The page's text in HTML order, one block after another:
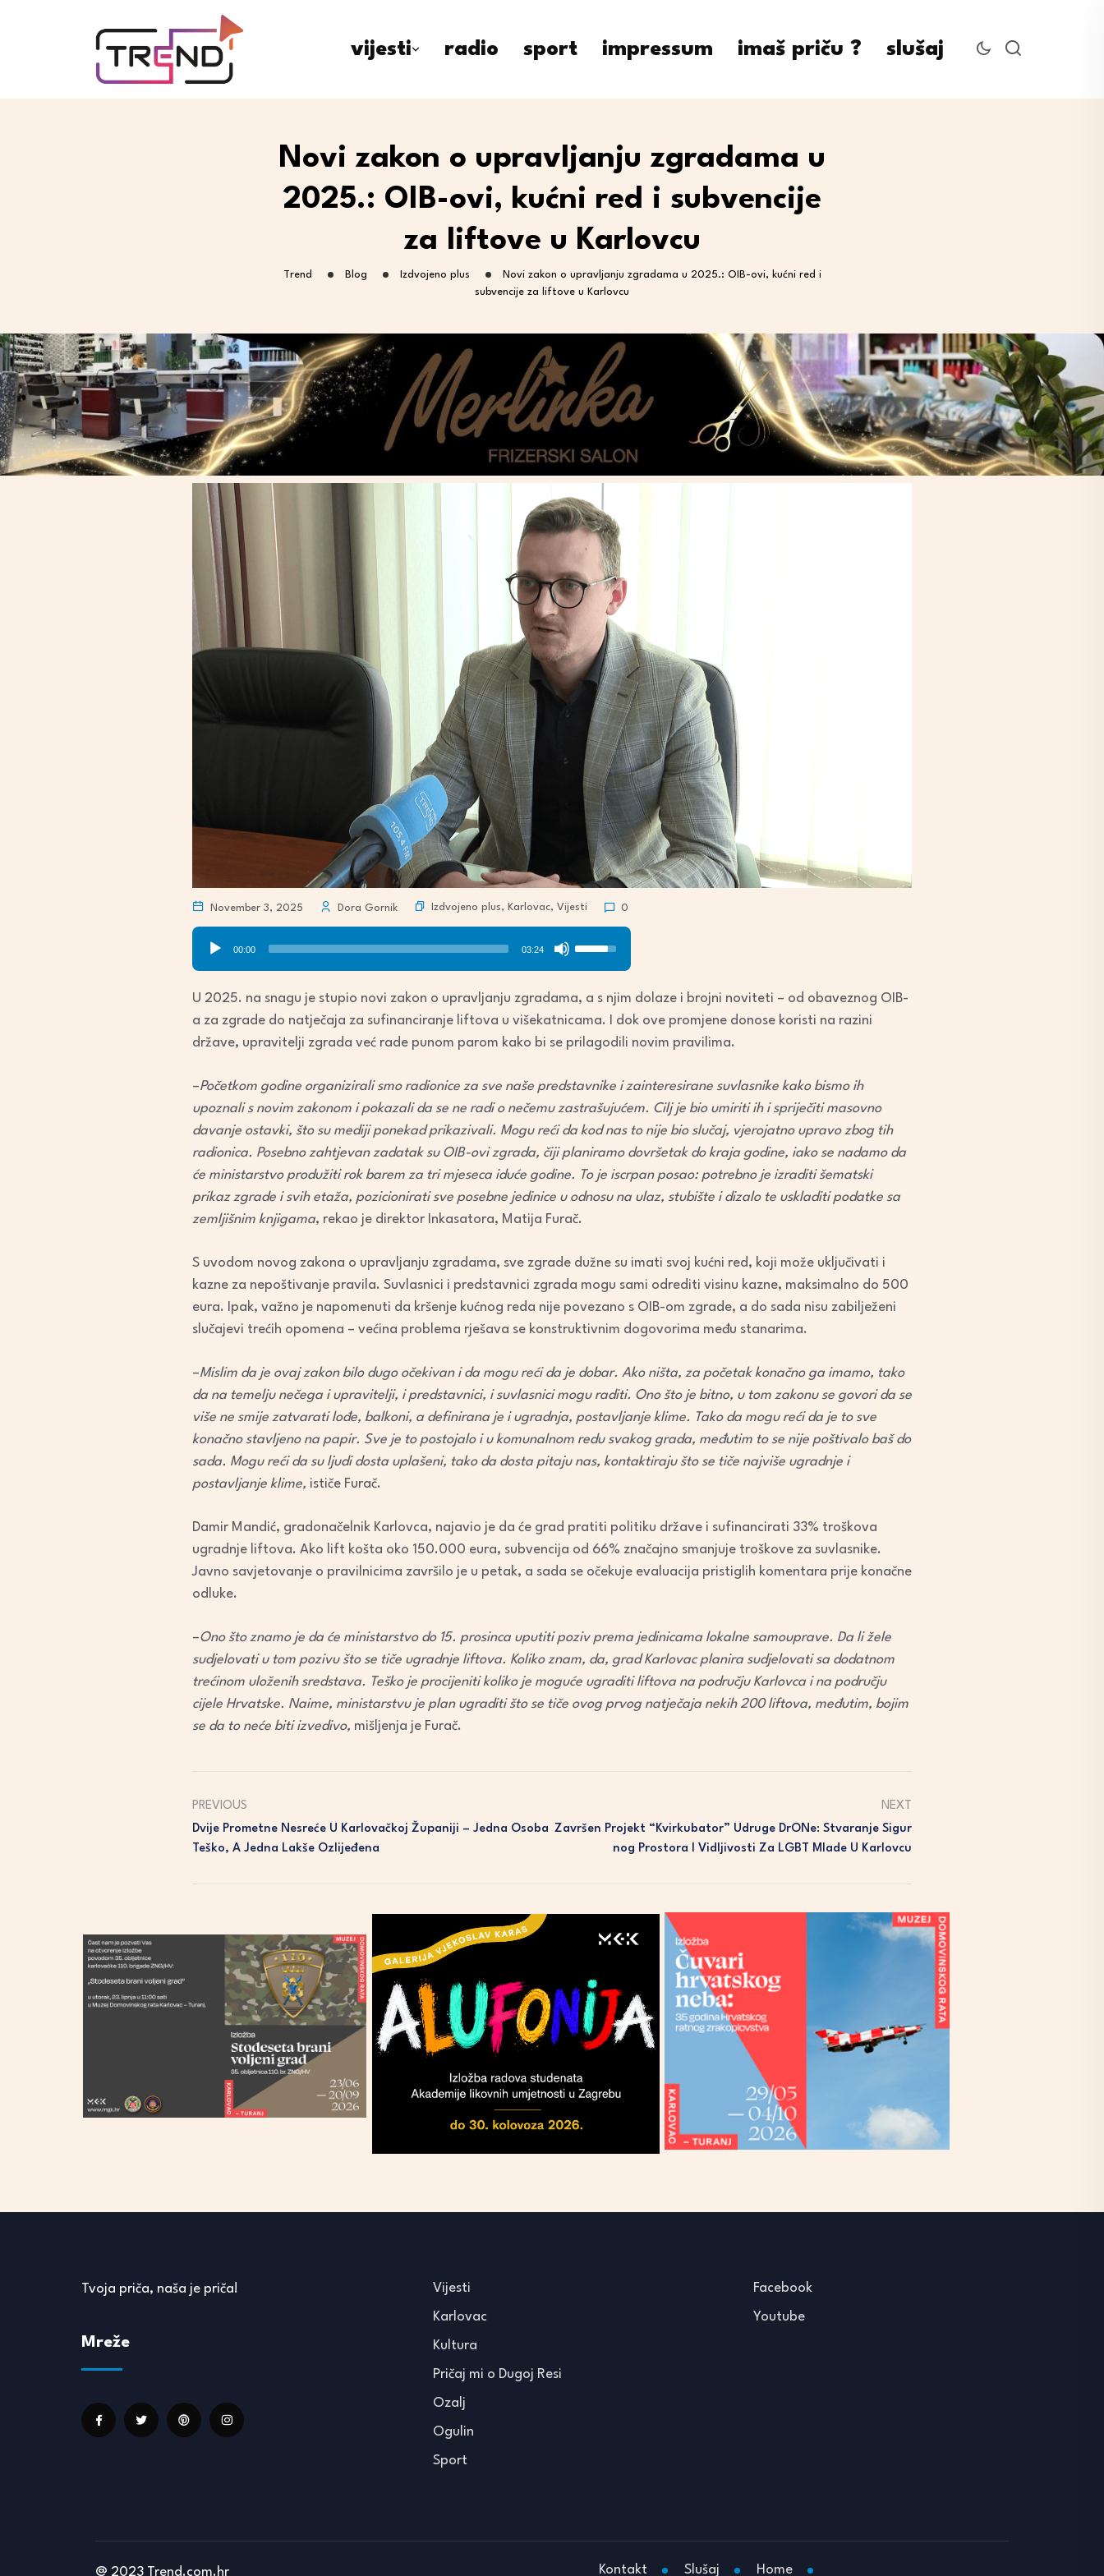
vijesti radio sport impressum imaš priču ? slušaj
Novi zakon o upravljanju zgradama u
2025.: OIB-ovi, kućni red i subvencije
za liftove u Karlovcu
Trend Blog Izdvojeno plus
Novi zakon o upravljanju zgradama u 2025.: OIB-ovi, kućni red i
subvencije za liftove u Karlovcu
November 3, 2025 Dora Gornik Izdvojeno plus, Karlovac, Vijesti 0
Audio
Player
00:00 03:24
Use
Up/Down
keys
increase
volume.
U 2025. na snagu je stupio novi zakon o upravljanju zgradama, a s njim dolaze i brojni noviteti – od obaveznog OIB-
a za zgrade do natječaja za sufinanciranje liftova u višekatnicama. I dok ove promjene donose koristi na razini
države, upravitelji zgrada već rade punom parom kako bi se prilagodili novim pravilima.
–Početkom godine organizirali smo radionice za sve naše predstavnike i zainteresirane suvlasnike kako bismo ih
upoznali s novim zakonom i pokazali da se ne radi o nečemu zastrašujućem. Cilj je bio umiriti ih i spriječiti masovno
davanje ostavki, što su mediji ponekad prikazivali. Mogu reći da kod nas to nije bio slučaj, vjerojatno upravo zbog tih
radionica. Posebno zahtjevan zadatak su OIB-ovi zgrada, čiji planiramo dovršetak do kraja godine, iako se nadamo da
će ministarstvo produžiti rok barem za tri mjeseca iduće godine. To je iscrpan posao: potrebno je izraditi šematski
prikaz zgrade i svih etaža, pozicionirati sve posebne jedinice u odnosu na ulaz, stubište i dizalo te uskladiti podatke sa
zemljišnim knjigama, rekao je direktor Inkasatora, Matija Furač.
S uvodom novog zakona o upravljanju zgradama, sve zgrade dužne su imati svoj kućni red, koji može uključivati i
kazne za nepoštivanje pravila. Suvlasnici i predstavnici zgrada mogu sami odrediti visinu kazne, maksimalno do 500
eura. Ipak, važno je napomenuti da kršenje kućnog reda nije povezano s OIB-om zgrade, a do sada nisu zabilježeni
slučajevi trećih opomena – većina problema rješava se konstruktivnim dogovorima među stanarima.
–Mislim da je ovaj zakon bilo dugo očekivan i da mogu reći da je dobar. Ako ništa, za početak konačno ga imamo, tako
da na temelju nečega i upravitelji, i predstavnici, i suvlasnici mogu raditi. Ono što je bitno, u tom zakonu se govori da se
više ne smije zatvarati lođe, balkoni, a definirana je i ugradnja, postavljanje klime. Tako da mogu reći da je to sve
konačno stavljeno na papir. Sve je to postojalo i u komunalnom redu svakog grada, međutim to se nije poštivalo baš do
sada. Mogu reći da su ljudi dosta uplašeni, tako da dosta pitaju nas, kontaktiraju što se tiče najviše ugradnje i
postavljanje klime, ističe Furač.
Damir Mandić, gradonačelnik Karlovca, najavio je da će grad pratiti politiku države i sufinancirati 33% troškova
ugradnje liftova. Ako lift košta oko 150.000 eura, subvencija od 66% značajno smanjuje troškove za suvlasnike.
Javno savjetovanje o pravilnicima završilo je u petak, a sada se očekuje evaluacija pristiglih komentara prije konačne
odluke.
–Ono što znamo je da će ministarstvo do 15. prosinca uputiti poziv prema jedinicama lokalne samouprave. Da li žele
sudjelovati u tom pozivu što se tiče ugradnje liftova. Koliko znam, da, grad Karlovac planira sudjelovati sa dodatnom
trećinom uloženih sredstava. Teško je procijeniti koliko je moguće ugraditi liftova na području Karlovca i na području
cijele Hrvatske. Naime, ministarstvu je plan ugraditi što se tiče ovog prvog natječaja nekih 200 liftova, međutim, bojim
se da to neće biti izvedivo, mišljenja je Furač.
PREVIOUS
Dvije Prometne Nesreće U Karlovačkoj Županiji – Jedna Osoba
Teško, A Jedna Lakše Ozlijeđena
NEXT
Završen Projekt “Kvirkubator” Udruge DrONe: Stvaranje Sigur
Nog Prostora I Vidljivosti Za LGBT Mlade U Karlovcu
Tvoja priča, naša je priča!
Mreže
Vijesti
Karlovac
Kultura
Pričaj mi o Dugoj Resi
Ozalj
Ogulin
Sport
Facebook
Youtube
@ 2023 Trend.com.hr Kontakt Slušaj Home